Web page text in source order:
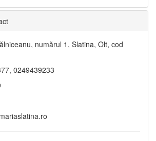
numărul 1, Slatina, Olt, cod
0249439233